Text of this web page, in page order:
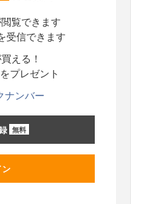
覧できます
受信できます
える！
プレゼント
ナンバー
無料
ン